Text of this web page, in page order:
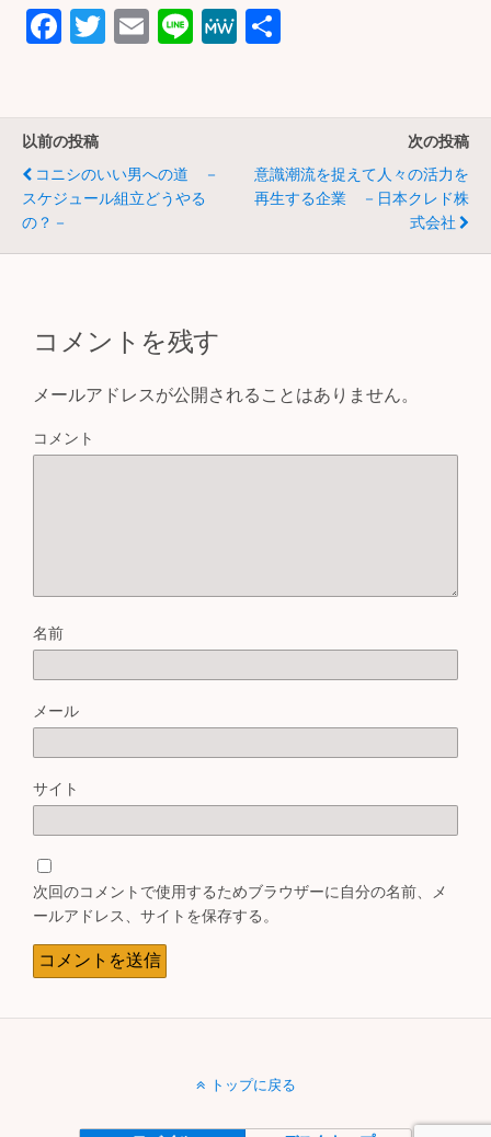
F
e
b
o
o
T
er
E Li M
e
以前の投稿
コニシのいい男への道 －
スケジュール組立どうやる
の？－
次の投稿
意識潮流を捉えて人々の活力を
再生する企業 －日本クレド株
式会社
コメントを残す
メールアドレスが公開されることはありません。
コメント
名前
メール
サイト
次回のコメントで使用するためブラウザーに自分の名前、メ
ールアドレス、サイトを保存する。
トップに戻る